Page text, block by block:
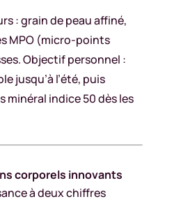
: grain de peau affiné,
MPO (micro-points
Objectif personnel :
jusqu’à l’été, puis
minéral indice 50 dès les
corporels innovants
à deux chiffres